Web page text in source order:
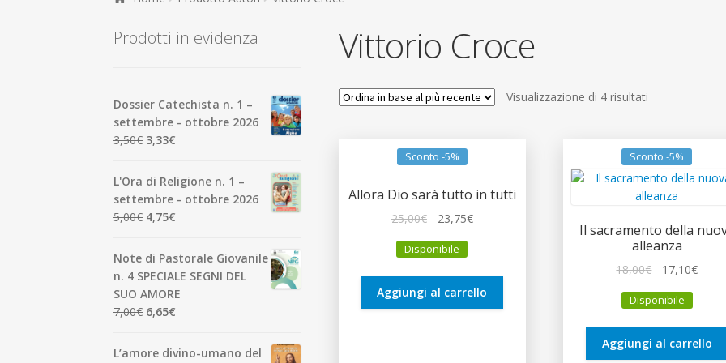
Vittorio Croce
Visualizzazione di 4 risultatiOrdina
al
più
recente
Sconto -5%
Allora Dio sarà tutto in tutti
25,00€
originale
25,00€.
23,75€Il
23,75€.
Disponibile
Aggiungi al carrello
Sconto -5%
Il sacramento della
alleanza
18,00€
originale
18,00€.
17,10€Il
Disponibile
Aggiungi al carrello
Prodotti in evidenza
Dossier Catechista n. 1 –
settembre - ottobre 2026
3,50€ Il
originale
era:
3,50€.
3,33€
attuale
è:
L'Ora di Religione n. 1 –
settembre - ottobre 2026
5,00€ Il
originale
era:
5,00€.
4,75€
attuale
è:
4,75€.
Note di Pastorale Giovanile
n. 4 SPECIALE SEGNI DEL
SUO AMORE
7,00€ Il
originale
6,65€
attuale
L’amore divino-umano del